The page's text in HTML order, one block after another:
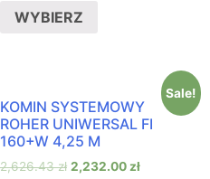
WYBIERZ
Sale!
KOMIN SYSTEMOWY
ROHER UNIWERSAL FI
160+W 4,25 M
2,626.43zł 2,232.00 zł